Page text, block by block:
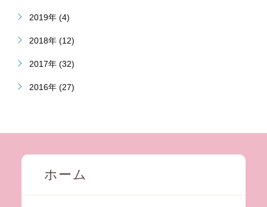
2019年 (4)
2018年 (12)
2017年 (32)
2016年 (27)
ホーム